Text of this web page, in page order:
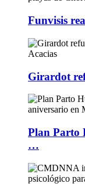
Funvisis
Girardot
Plan Parto
…